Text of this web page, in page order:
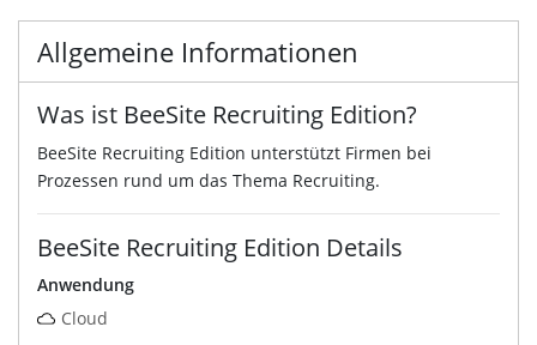
Allgemeine Informationen
Was ist BeeSite Recruiting Edition?
BeeSite Recruiting Edition unterstützt Firmen bei
Prozessen rund um das Thema Recruiting.
BeeSite Recruiting Edition Details
Anwendung
Cloud